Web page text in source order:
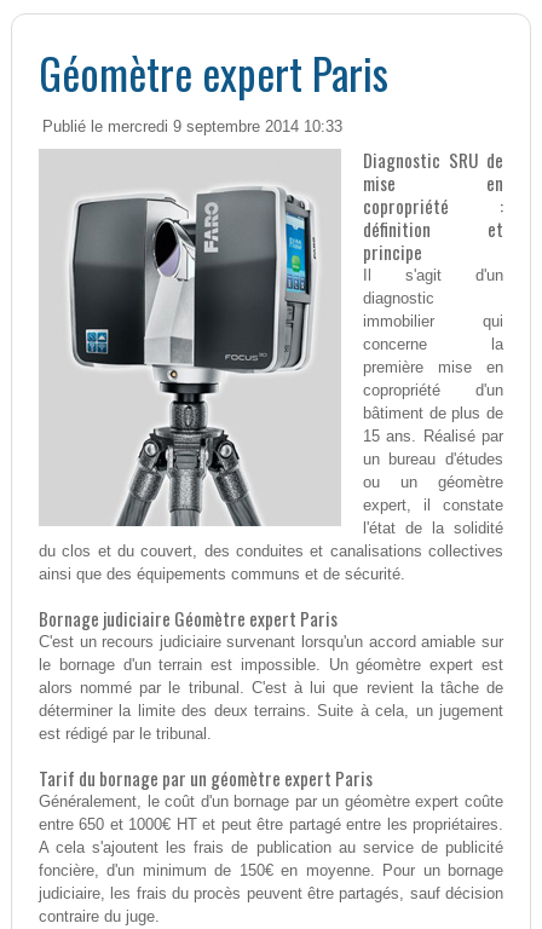
Géomètre expert Paris
Publié le mercredi 9 septembre 2014 10:33
Diagnostic SRU de
mise en
copropriété :
définition et
principe
Il s'agit d'un
diagnostic
immobilier qui
concerne la
première mise en
copropriété d'un
bâtiment de plus de
15 ans. Réalisé par
un bureau d'études
ou un géomètre
expert, il constate
l'état de la solidité
du clos et du couvert, des conduites et canalisations collectives
ainsi que des équipements communs et de sécurité.
Bornage judiciaire Géomètre expert Paris
C'est un recours judiciaire survenant lorsqu'un accord amiable sur
le bornage d'un terrain est impossible. Un géomètre expert est
alors nommé par le tribunal. C'est à lui que revient la tâche de
déterminer la limite des deux terrains. Suite à cela, un jugement
est rédigé par le tribunal.
Tarif du bornage par un géomètre expert Paris
Généralement, le coût d'un bornage par un géomètre expert coûte
entre 650 et 1000€ HT et peut être partagé entre les propriétaires.
A cela s'ajoutent les frais de publication au service de publicité
foncière, d'un minimum de 150€ en moyenne. Pour un bornage
judiciaire, les frais du procès peuvent être partagés, sauf décision
contraire du juge.